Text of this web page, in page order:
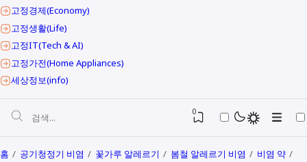
고정경제(Economy)
고정생활(Life)
고정IT(Tech & AI)
고정가전(Home Appliances)
세상정보(info)
0
홈 공기청정기 비염 꽃가루 알레르기 봄철 알레르기 비염
비염 약